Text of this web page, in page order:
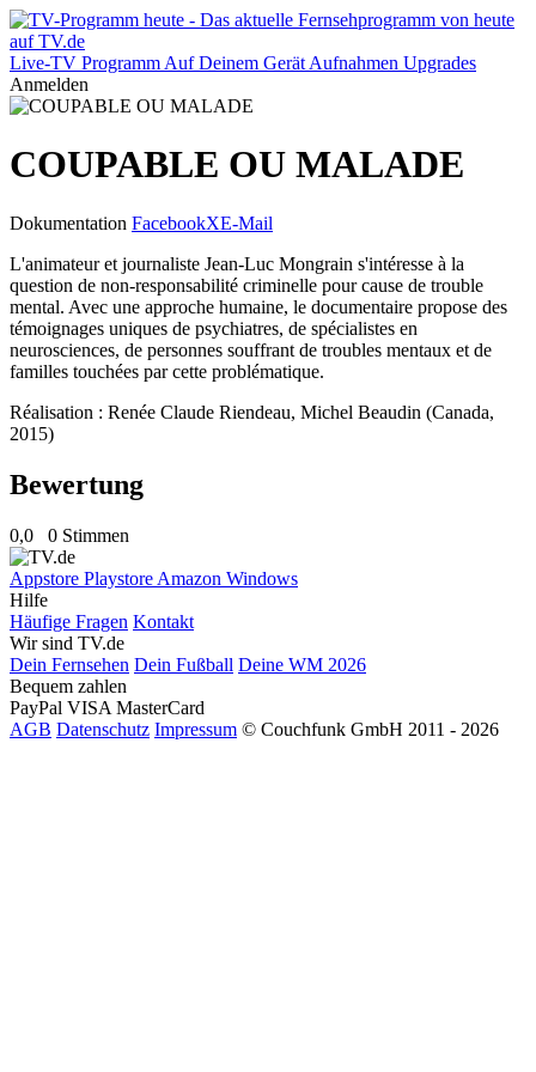
Live-TV Programm Auf Deinem Gerät Aufnahmen Upgrades
Anmelden
COUPABLE OU MALADE
Dokumentation FacebookXE-Mail
L'animateur et journaliste Jean-Luc Mongrain s'intéresse à la
question de non-responsabilité criminelle pour cause de trouble
mental. Avec une approche humaine, le documentaire propose des
témoignages uniques de psychiatres, de spécialistes en
neurosciences, de personnes souffrant de troubles mentaux et de
familles touchées par cette problématique.
Réalisation : Renée Claude Riendeau, Michel Beaudin (Canada,
2015)
Bewertung
0,0 0 Stimmen
Appstore Playstore Amazon Windows
Hilfe
Häufige Fragen Kontakt
Wir sind TV.de
Dein Fernsehen Dein Fußball Deine WM 2026
Bequem zahlen
PayPal VISA MasterCard
AGB Datenschutz Impressum © Couchfunk GmbH 2011 - 2026